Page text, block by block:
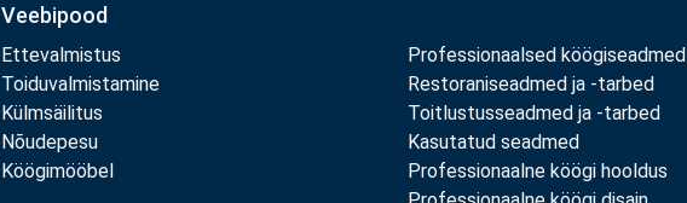
Veebipood
Ettevalmistus
Toiduvalmistamine
Külmsäilitus
Nõudepesu
Köögimööbel
Professionaalsed köögiseadmed
Restoraniseadmed ja -tarbed
Toitlustusseadmed ja -tarbed
Kasutatud seadmed
Professionaalne köögi hooldus